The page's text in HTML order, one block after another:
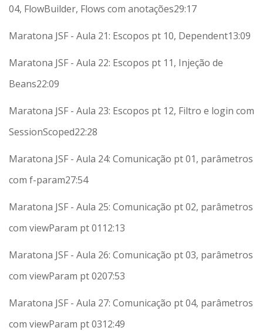
04, FlowBuilder, Flows com anotações29:17
Maratona JSF - Aula 21: Escopos pt 10, Dependent13:09
Maratona JSF - Aula 22: Escopos pt 11, Injeção de
Beans22:09
Maratona JSF - Aula 23: Escopos pt 12, Filtro e login com
SessionScoped22:28
Maratona JSF - Aula 24: Comunicação pt 01, parâmetros
com f-param27:54
Maratona JSF - Aula 25: Comunicação pt 02, parâmetros
com viewParam pt 01 12:13
Maratona JSF - Aula 26: Comunicação pt 03, parâmetros
com viewParam pt 0207:53
Maratona JSF - Aula 27: Comunicação pt 04, parâmetros
com viewParam pt 0312:49